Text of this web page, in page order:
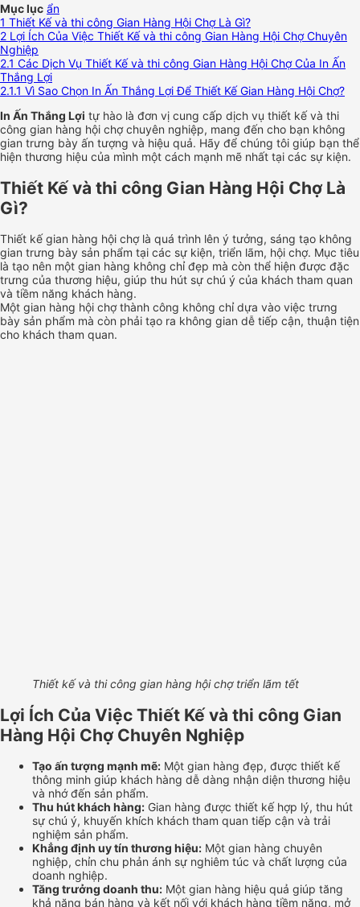
Mục lục ẩn
1 Thiết Kế và thi công Gian Hàng Hội Chợ Là Gì?
2 Lợi Ích Của Việc Thiết Kế và thi công Gian Hàng Hội Chợ Chuyên
Nghiệp
2.1 Các Dịch Vụ Thiết Kế và thi công Gian Hàng Hội Chợ Của In Ấn
Thắng Lợi
2.1.1 Vì Sao Chọn In Ấn Thắng Lợi Để Thiết Kế Gian Hàng Hội Chợ?
In Ấn Thắng Lợi tự hào là đơn vị cung cấp dịch vụ thiết kế và thi
công gian hàng hội chợ chuyên nghiệp, mang đến cho bạn không
gian trưng bày ấn tượng và hiệu quả. Hãy để chúng tôi giúp bạn thể
hiện thương hiệu của mình một cách mạnh mẽ nhất tại các sự kiện.
Thiết Kế và thi công Gian Hàng Hội Chợ Là
Gì?
Thiết kế gian hàng hội chợ là quá trình lên ý tưởng, sáng tạo không
gian trưng bày sản phẩm tại các sự kiện, triển lãm, hội chợ. Mục tiêu
là tạo nên một gian hàng không chỉ đẹp mà còn thể hiện được đặc
trưng của thương hiệu, giúp thu hút sự chú ý của khách tham quan
và tiềm năng khách hàng.
Một gian hàng hội chợ thành công không chỉ dựa vào việc trưng
bày sản phẩm mà còn phải tạo ra không gian dễ tiếp cận, thuận tiện
cho khách tham quan.
Thiết kế và thi công gian hàng hội chợ triển lãm tết
Lợi Ích Của Việc Thiết Kế và thi công Gian
Hàng Hội Chợ Chuyên Nghiệp
Tạo ấn tượng mạnh mẽ: Một gian hàng đẹp, được thiết kế
thông minh giúp khách hàng dễ dàng nhận diện thương hiệu
và nhớ đến sản phẩm.
Thu hút khách hàng: Gian hàng được thiết kế hợp lý, thu hút
sự chú ý, khuyến khích khách tham quan tiếp cận và trải
nghiệm sản phẩm.
Khẳng định uy tín thương hiệu: Một gian hàng chuyên
nghiệp, chỉn chu phản ánh sự nghiêm túc và chất lượng của
doanh nghiệp.
Tăng trưởng doanh thu: Một gian hàng hiệu quả giúp tăng
khả năng bán hàng và kết nối với khách hàng tiềm năng, mở